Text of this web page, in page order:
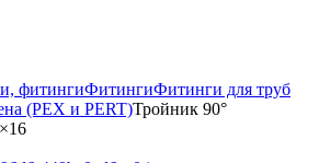
фитингиФитингиФитинги для труб
(PEX и PERT)Тройник 90°